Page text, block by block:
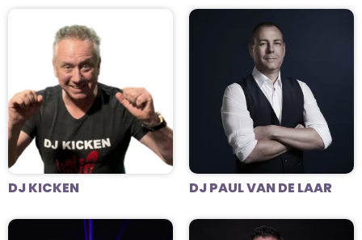
DJ KICKEN DJ PAUL VAN DE LAAR